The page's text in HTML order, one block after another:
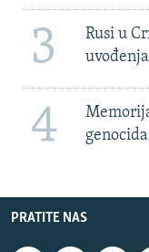
3
Rusi u
4
PRATITE NAS